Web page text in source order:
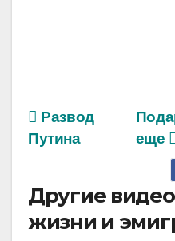
еще
Развод
Путина
Другие видео
жизни и